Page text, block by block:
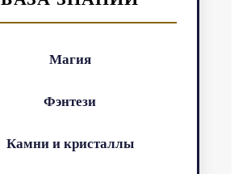
Магия
Фэнтези
Камни и кристаллы